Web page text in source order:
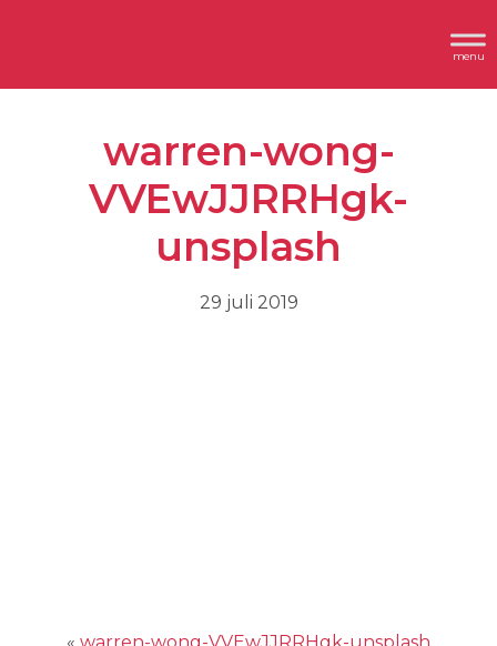
inhoud
Header
Rechts
warren-wong-
VVEwJJRRHgk-
unsplash
29 juli 2019